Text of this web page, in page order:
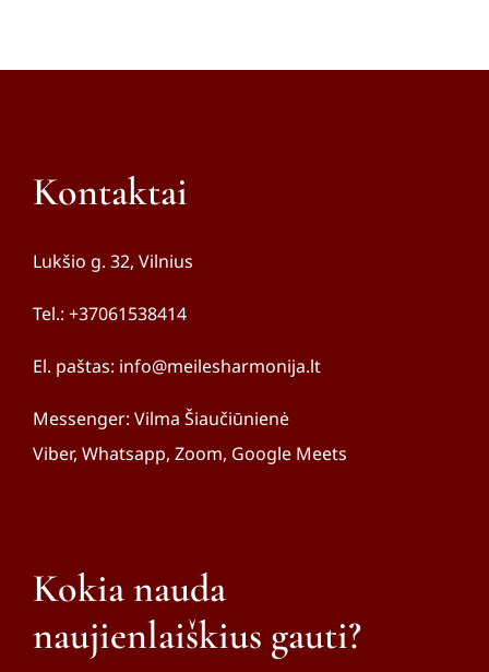
naštą.
Kontaktai
Lukšio g. 32, Vilnius
Tel.: +37061538414
El. paštas: info@meilesharmonija.lt
Messenger: Vilma Šiaučiūnienė
Viber, Whatsapp, Zoom, Google Meets
Kokia nauda
naujienlaiškius gauti?